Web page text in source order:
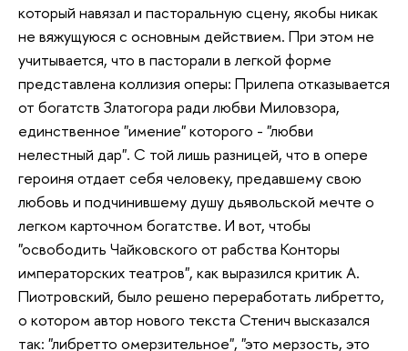
который навязал и пасторальную сцену, якобы никак
не вяжущуюся с основным действием. При этом не
учитывается, что в пасторали в легкой форме
представлена коллизия оперы: Прилепа отказывается
от богатств Златогора ради любви Миловзора,
единственное "имение" которого - "любви
нелестный дар". С той лишь разницей, что в опере
героиня отдает себя человеку, предавшему свою
любовь и подчинившему душу дьявольской мечте о
легком карточном богатстве. И вот, чтобы
"освободить Чайковского от рабства Конторы
императорских театров", как выразился критик А.
Пиотровский, было решено переработать либретто,
о котором автор нового текста Стенич высказался
так: "либретто омерзительное", "это мерзость, это